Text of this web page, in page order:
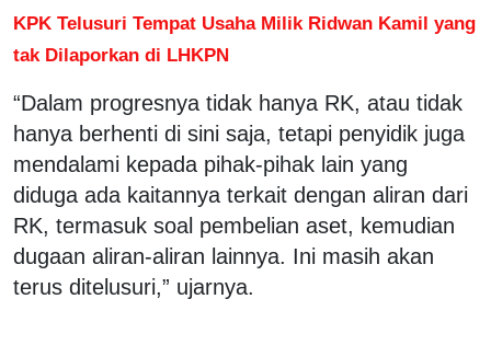
KPK Telusuri Tempat Usaha Milik Ridwan Kamil yang
tak Dilaporkan di LHKPN
“Dalam progresnya tidak hanya RK, atau tidak
hanya berhenti di sini saja, tetapi penyidik juga
mendalami kepada pihak-pihak lain yang
diduga ada kaitannya terkait dengan aliran dari
RK, termasuk soal pembelian aset, kemudian
dugaan aliran-aliran lainnya. Ini masih akan
terus ditelusuri,” ujarnya.